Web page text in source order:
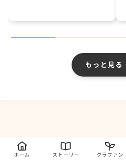
ホーム ストーリー クラファン
もっと見る